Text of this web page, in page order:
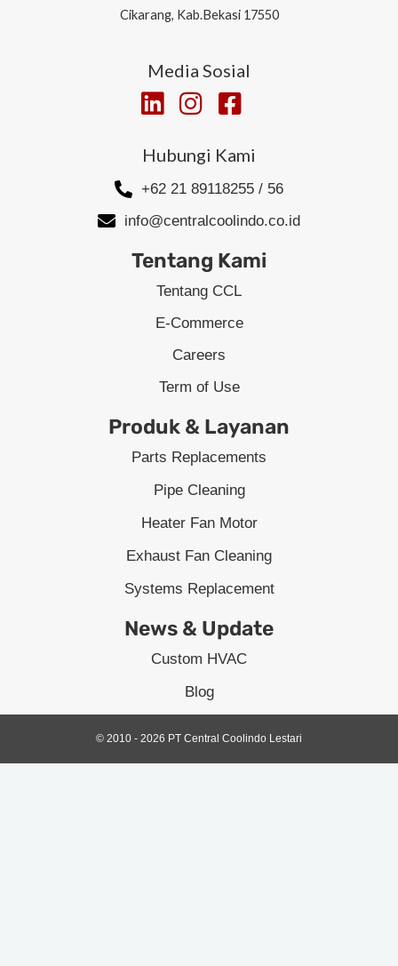
Cikarang, Kab.Bekasi 17550
Media Sosial
Hubungi Kami
+62 21 89118255 / 56
info@centralcoolindo.co.id
Tentang Kami
Tentang CCL
E-Commerce
Careers
Term of Use
Produk & Layanan
Parts Replacements
Pipe Cleaning
Heater Fan Motor
Exhaust Fan Cleaning
Systems Replacement
News & Update
Custom HVAC
Blog
© 2010 - 2026 PT Central Coolindo Lestari